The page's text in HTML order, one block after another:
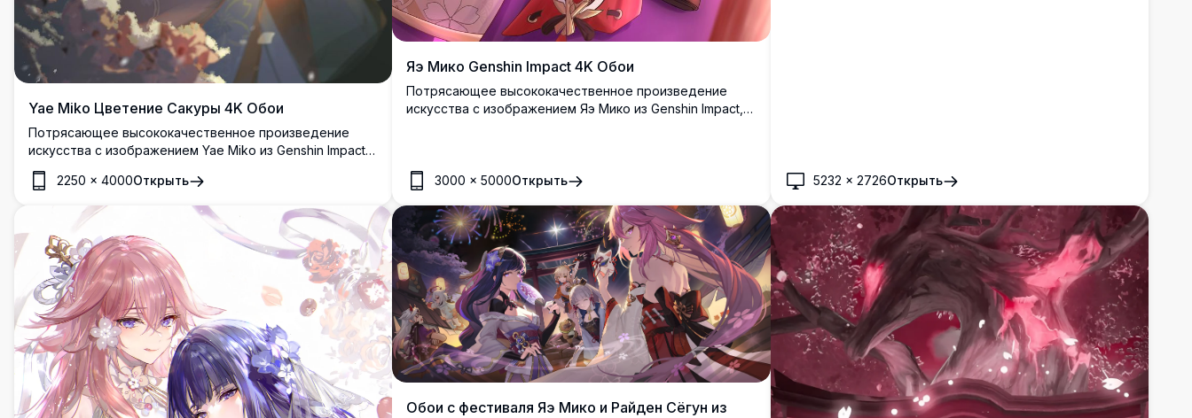
Yae Miko Цветение Сакуры 4K Обои
Потрясающее высококачественное произведение
искусства с изображением Yae Miko из Genshin Impact,
окруженной красивыми цветами сакуры в теплом
свете заката. Эти элегантные аниме-обои
демонстрируют сложные детали с яркими цветами и
атмосферными эффектами, идеально подходящие для
поклонников популярной игры.
2250 × 4000Открыть
Яэ Мико Genshin Impact 4K Обои
Потрясающее высококачественное произведение
искусства с изображением Яэ Мико из Genshin Impact,
деталями в японском стиле и магической атмосферой.
3000 ×5000Открыть 5232 × 2726Открыть
Обои с фестиваля Яэ Мико и Райден Сёгун из